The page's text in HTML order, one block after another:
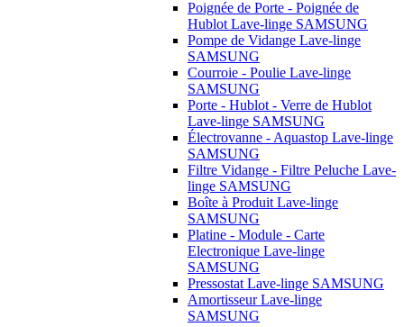
Poignée de Porte - Poignée de
Hublot Lave-linge SAMSUNG
Pompe de Vidange Lave-linge
SAMSUNG
Courroie - Poulie Lave-linge
SAMSUNG
Porte - Hublot - Verre de Hublot
Lave-linge SAMSUNG
Électrovanne - Aquastop Lave-linge
SAMSUNG
Filtre Vidange - Filtre Peluche Lave-
linge SAMSUNG
Boîte à Produit Lave-linge
SAMSUNG
Platine - Module - Carte
Electronique Lave-linge
SAMSUNG
Pressostat Lave-linge SAMSUNG
Amortisseur Lave-linge
SAMSUNG